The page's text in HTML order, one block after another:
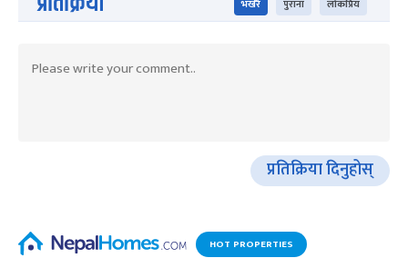
भर्खरै पुराना लोकप्रिय
प्रतिक्रिया दिनुहोस्
HOT PROPERTIES